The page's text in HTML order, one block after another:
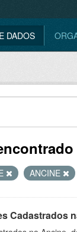
DADOS
ANCINE
Cadastrados